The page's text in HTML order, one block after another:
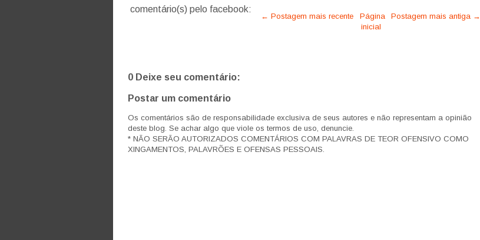
comentário(s) pelo facebook:
← Postagem mais recente Postagem mais antiga →
Página
inicial
0 Deixe seu comentário:
Postar um comentário
Os comentários são de responsabilidade exclusiva de seus autores e não representam a opinião
deste blog. Se achar algo que viole os termos de uso, denuncie.
* NÃO SERÃO AUTORIZADOS COMENTÁRIOS COM PALAVRAS DE TEOR OFENSIVO COMO
XINGAMENTOS, PALAVRÕES E OFENSAS PESSOAIS.